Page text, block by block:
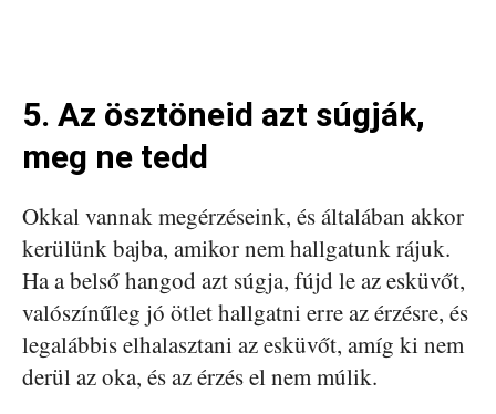
5. Az ösztöneid azt súgják,
meg ne tedd
Okkal vannak megérzéseink, és általában akkor
kerülünk bajba, amikor nem hallgatunk rájuk.
Ha a belső hangod azt súgja, fújd le az esküvőt,
valószínűleg jó ötlet hallgatni erre az érzésre, és
legalábbis elhalasztani az esküvőt, amíg ki nem
derül az oka, és az érzés el nem múlik.